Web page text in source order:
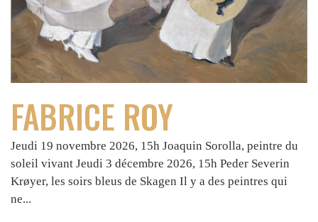
FABRICE ROY
Jeudi 19 novembre 2026, 15h Joaquin Sorolla, peintre du
soleil vivant Jeudi 3 décembre 2026, 15h Peder Severin
Krøyer, les soirs bleus de Skagen Il y a des peintres qui
ne...